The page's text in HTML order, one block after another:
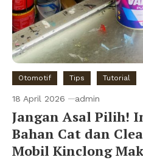
Otomotif Tips Tutorial
18 April 2026 admin
Jangan Asal Pilih!
Bahan Cat dan
Mobil Kinclong